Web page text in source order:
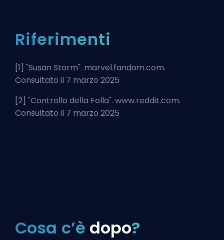
Riferimenti
[1] "Susan Storm". marvel.fandom.com.
Consultato il 7 marzo 2025
[2] "Controllo della Folla". www.reddit.com.
Consultato il 7 marzo 2025
Cosa c’è dopo?